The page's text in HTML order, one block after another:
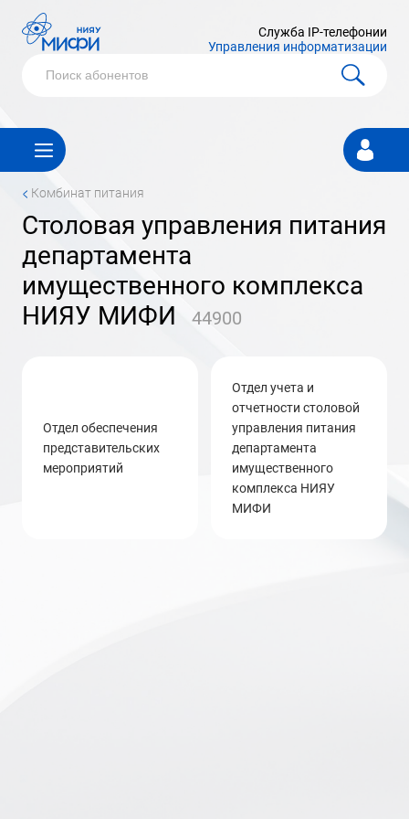
Служба IP-телефонии
Управления информатизации
Личный
кабинет
< Комбинат питания
столовая управления питания
департамента
имущественного комплекса
НИЯУ МИФИ
44900
Отдел обеспечения
представительских
мероприятий
отдел учета и
отчетности столовой
управления питания
департамента
имущественного
комплекса НИЯУ
МИФИ